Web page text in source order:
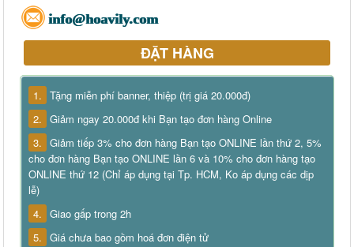
info@hoavily.com
ĐẶT HÀNG
1. Tặng miễn phí banner, thiệp (trị giá 20.000đ)
2. Giảm ngay 20.000đ khi Bạn tạo đơn hàng Online
3. Giảm tiếp 3% cho đơn hàng Bạn tạo ONLINE lần thứ 2, 5%
cho đơn hàng Bạn tạo ONLINE lần 6 và 10% cho đơn hàng tạo
ONLINE thứ 12 (Chỉ áp dụng tại Tp. HCM, Ko áp dụng các dịp
lễ)
4. Giao gấp trong 2h
5. Giá chưa bao gồm hoá đơn điện tử